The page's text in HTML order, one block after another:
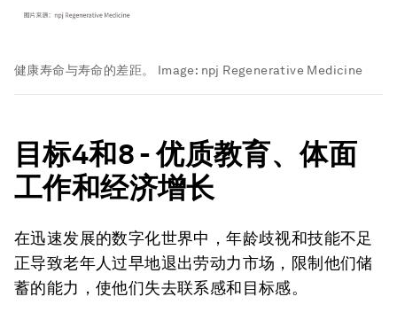
健康寿命与寿命的差距。 Image: npj Regenerative Medicine
目标4和8 -优质教育、体面
工作和经济增长
在迅速发展的数字化世界中，年龄歧视和技能不足
正导致老年人过早地退出劳动力市场，限制他们储
蓄的能力，使他们失去联系感和目标感。